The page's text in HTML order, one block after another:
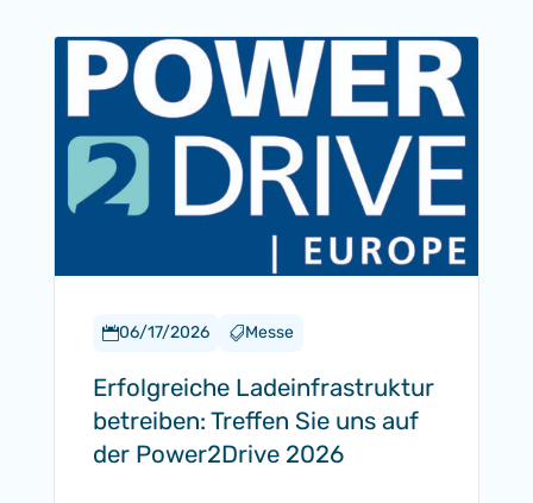
06/17/2026 Messe
Erfolgreiche Ladeinfrastruktur
betreiben: Treffen Sie uns auf
der Power2Drive 2026